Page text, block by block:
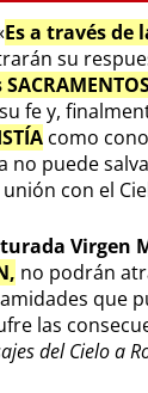
Es a través de
su
fe y,
como
no puede
con el
Virgen
no podrán
que
las
del Cielo a